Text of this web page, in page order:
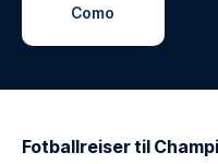
Como
Fotballreiser til